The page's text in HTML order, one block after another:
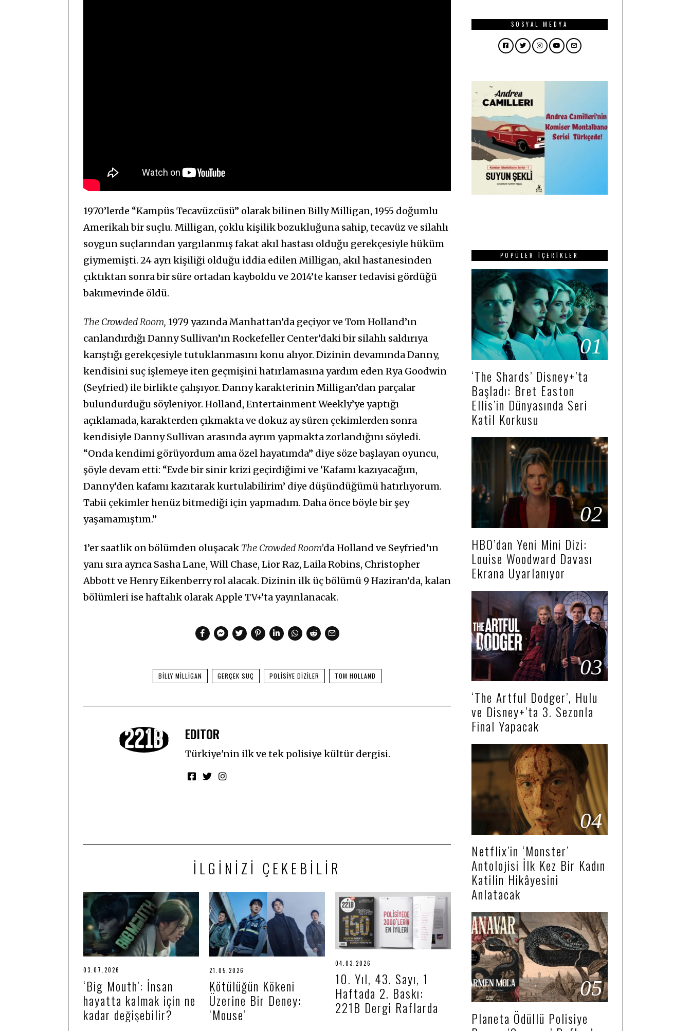
1970’lerde “Kampüs Tecavüzcüsü” olarak bilinen Billy Milligan, 1955 doğumlu
Amerikalı bir suçlu. Milligan, çoklu kişilik bozukluğuna sahip, tecavüz ve silahlı
soygun suçlarından yargılanmış fakat akıl hastası olduğu gerekçesiyle hüküm
giymemişti. 24 ayrı kişiliği olduğu iddia edilen Milligan, akıl hastanesinden
çıktıktan sonra bir süre ortadan kayboldu ve 2014’te kanser tedavisi gördüğü
bakımevinde öldü.
The Crowded Room, 1979 yazında Manhattan’da geçiyor ve Tom Holland’ın
canlandırdığı Danny Sullivan’ın Rockefeller Center’daki bir silahlı saldırıya
karıştığı gerekçesiyle tutuklanmasını konu alıyor. Dizinin devamında Danny,
kendisini suç işlemeye iten geçmişini hatırlamasına yardım eden Rya Goodwin
(Seyfried) ile birlikte çalışıyor. Danny karakterinin Milligan’dan parçalar
bulundurduğu söyleniyor. Holland, Entertainment Weekly’ye yaptığı
açıklamada, karakterden çıkmakta ve dokuz ay süren çekimlerden sonra
kendisiyle Danny Sullivan arasında ayrım yapmakta zorlandığını söyledi.
“Onda kendimi görüyordum ama özel hayatımda” diye söze başlayan oyuncu,
şöyle devam etti: “Evde bir sinir krizi geçirdiğimi ve ‘Kafamı kazıyacağım,
Danny’den kafamı kazıtarak kurtulabilirim’ diye düşündüğümü hatırlıyorum.
Tabii çekimler henüz bitmediği için yapmadım. Daha önce böyle bir şey
yaşamamıştım.”
1’er saatlik on bölümden oluşacak The Crowded Room’da Holland ve Seyfried’ın
yanı sıra ayrıca Sasha Lane, Will Chase, Lior Raz, Laila Robins, Christopher
Abbott ve Henry Eikenberry rol alacak. Dizinin ilk üç bölümü 9 Haziran’da, kalan
bölümleri ise haftalık olarak Apple TV+’ta yayınlanacak.
BILLY MILLIGAN GERÇEK SUÇ POLISIYE DIZILER TOM HOLLAND
EDITOR
Türkiye'nin ilk ve tek polisiye kültür dergisi.
İLGINIZI ÇEKEBILIR
03.07.2026
.
0
7
.
2
‘Big Mouth’: İnsan
hayatta kalmak için ne
kadar değişebilir?
21.05.2026
.
0
5
.
Kötülüğün Kökeni
Üzerine Bir Deney:
‘Mouse’
04.03.2026
3
2
10. Yıl, 43. Sayı, 1
Haftada 2. Baskı:
221B Dergi Raflarda
SOSYAL MEDYA
Facebook
TwitterInstagram
YouTube
Email
POPÜLER İÇERIKLER
01
‘The Shards’ Disney+’ta
Başladı: Bret Easton
Ellis’in Dünyasında Seri
Katil Korkusu
02
HBO’dan Yeni Mini Dizi:
Louise Woodward Davası
Ekrana Uyarlanıyor
03
‘The Artful Dodger’, Hulu
ve Disney+’ta 3. Sezonla
Final Yapacak
04
Netflix’in ‘Monster’
Antolojisi İlk Kez Bir Kadın
Katilin Hikâyesini
Anlatacak
05
Planeta Ödüllü Polisiye